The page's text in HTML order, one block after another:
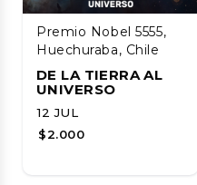
Premio Nobel 5555,
Huechuraba, Chile
DE LA TIERRA AL
UNIVERSO
12 JUL
$2.000